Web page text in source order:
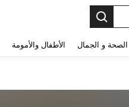
الصحة و الجمال الأطفال والأمومة